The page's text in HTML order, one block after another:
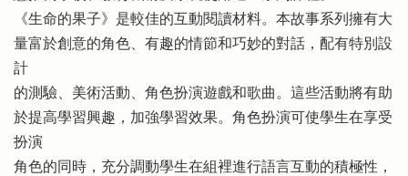
《生命的果子》是較佳的互動閱讀材料。本故事系列擁有大
量富於創意的角色、有趣的情節和巧妙的對話，配有特別設
計
的測驗、美術活動、角色扮演遊戲和歌曲。這些活動將有助
於提高學習興趣，加強學習效果。角色扮演可使學生在享受
扮演
角色的同時，充分調動學生在組裡進行語言互動的積極性，